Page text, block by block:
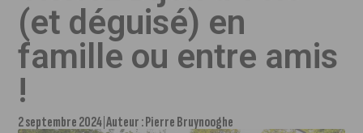
(et déguisé) en
famille ou entre amis
!
2 septembre 2024 Auteur :Pierre Bruynooghe